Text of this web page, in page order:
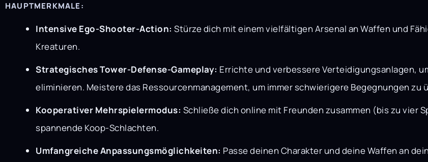
HAUPTMERKMALE:
Intensive Ego-Shooter-Action: Stürze dich mit einem vielfältigen Arsenal an Waffen und
Kreaturen.
Strategisches Tower-Defense-Gameplay: Errichte und verbessere Verteidigungsanlagen,
eliminieren. Meistere das Ressourcenmanagement, um immer schwierigere Begegnungen zu
Kooperativer Mehrspielermodus: Schließe dich online mit Freunden zusammen (bis zu
spannende Koop-Schlachten.
Umfangreiche Anpassungsmöglichkeiten: Passe deinen Charakter und deine Waffen an